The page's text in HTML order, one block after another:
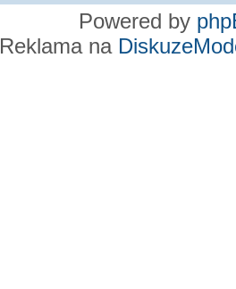
Powered by
Reklama na